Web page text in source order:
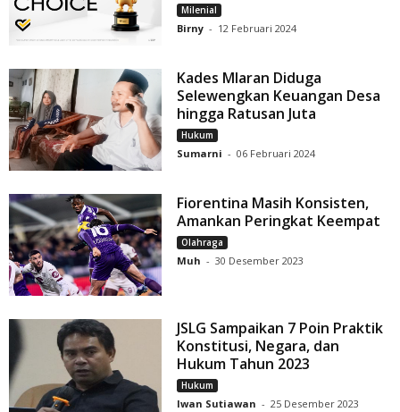
Milenial
Birny - 12 Februari 2024
Kades Mlaran Diduga
Selewengkan Keuangan Desa
hingga Ratusan Juta
Hukum
Sumarni - 06 Februari 2024
Fiorentina Masih Konsisten,
Amankan Peringkat Keempat
Olahraga
Muh - 30 Desember 2023
JSLG Sampaikan 7 Poin Praktik
Konstitusi, Negara, dan
Hukum Tahun 2023
Hukum
Iwan Sutiawan - 25 Desember 2023